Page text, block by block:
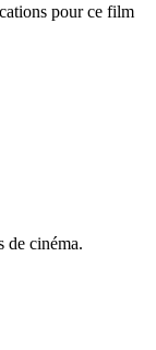
pour ce film
de cinéma.